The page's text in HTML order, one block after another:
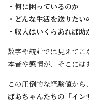
・何に困っているのか
・どんな生活を送りたい
・収入はいくらあれば助
数字や統計では見えてこ
本音や感情が、そこには
この圧倒的な経験値から、
ばあちゃんたちの「イン